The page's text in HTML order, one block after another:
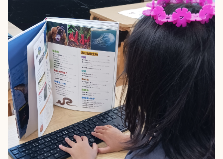
会社概要 ニュース
投資家情報 採用情報
Language
ホーム
利用者の声